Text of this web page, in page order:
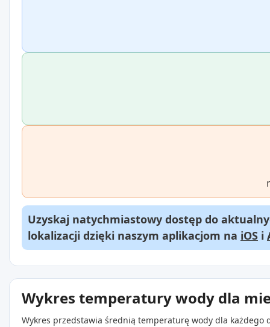
Uzyskaj natychmiastowy dostęp do
lokalizacji dzięki naszym aplikacjom na iOS i
Wykres temperatury wody dla
Wykres przedstawia średnią temperaturę wody dla